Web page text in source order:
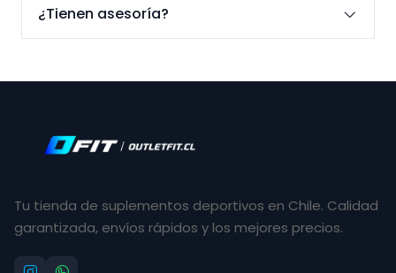
¿Tienen asesoría?
Tu tienda de suplementos deportivos en Chile. Calidad
garantizada, envíos rápidos y los mejores precios.